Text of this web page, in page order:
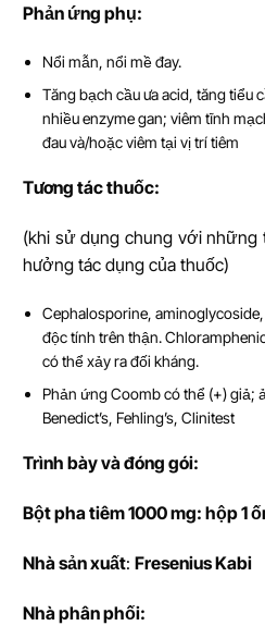
Phản ứng phụ:
Nổi mẫn, nổi mề đay.
Tăng bạch cầu ưa acid, tăng tiểu
nhiều enzyme gan; viêm tĩnh
đau và/hoặc viêm tại vị trí tiêm
Tương tác thuốc:
(khi sử dụng chung với những
hưởng tác dụng của thuốc)
Cephalosporine,
độc tính trên thận.
có thể xảy ra đối kháng.
Phản ứng Coomb có thể (+) giả;
Benedict’s, Fehling’s, Clinitest
Trình bày và đóng gói:
Bột pha tiêm 1000 mg: hộp 1
Nhà sản xuất: Fresenius Kabi
Nhà phân phối: